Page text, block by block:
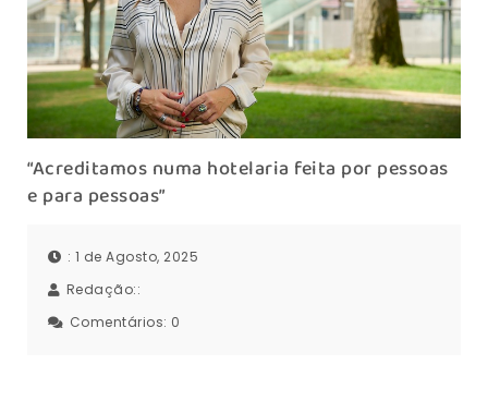
“Acreditamos numa hotelaria feita por pessoas
e para pessoas”
: 1 de Agosto, 2025
Redação::
Comentários: 0